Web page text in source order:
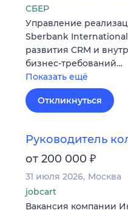
СБЕР
Управление
Sberbank
развития CRM и
бизнес-требований…
Показать ещё
Откликнуться
Руководитель
от 200 000 ₽
31 июля 2026 Москва
jobcart
Вакансия компании